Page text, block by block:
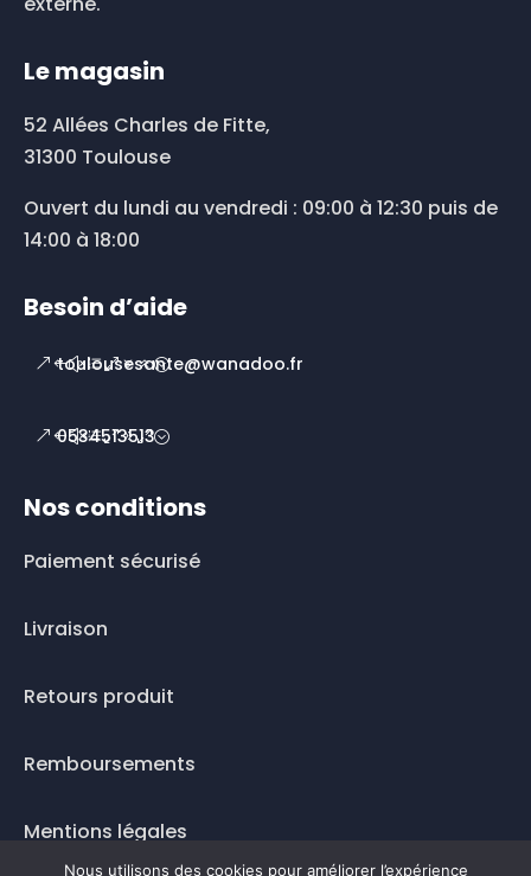
Le magasin
52 Allées Charles de Fitte,
31300 Toulouse
Ouvert du lundi au vendredi : 09:00 à 12:30 puis de
14:00 à 18:00
Besoin d’aide
toulousesante@wanadoo.fr
0534513513
Nos conditions
Paiement sécurisé
Livraison
Retours produit
Remboursements
Mentions légales
Nous utilisons des cookies pour améliorer l’expérience